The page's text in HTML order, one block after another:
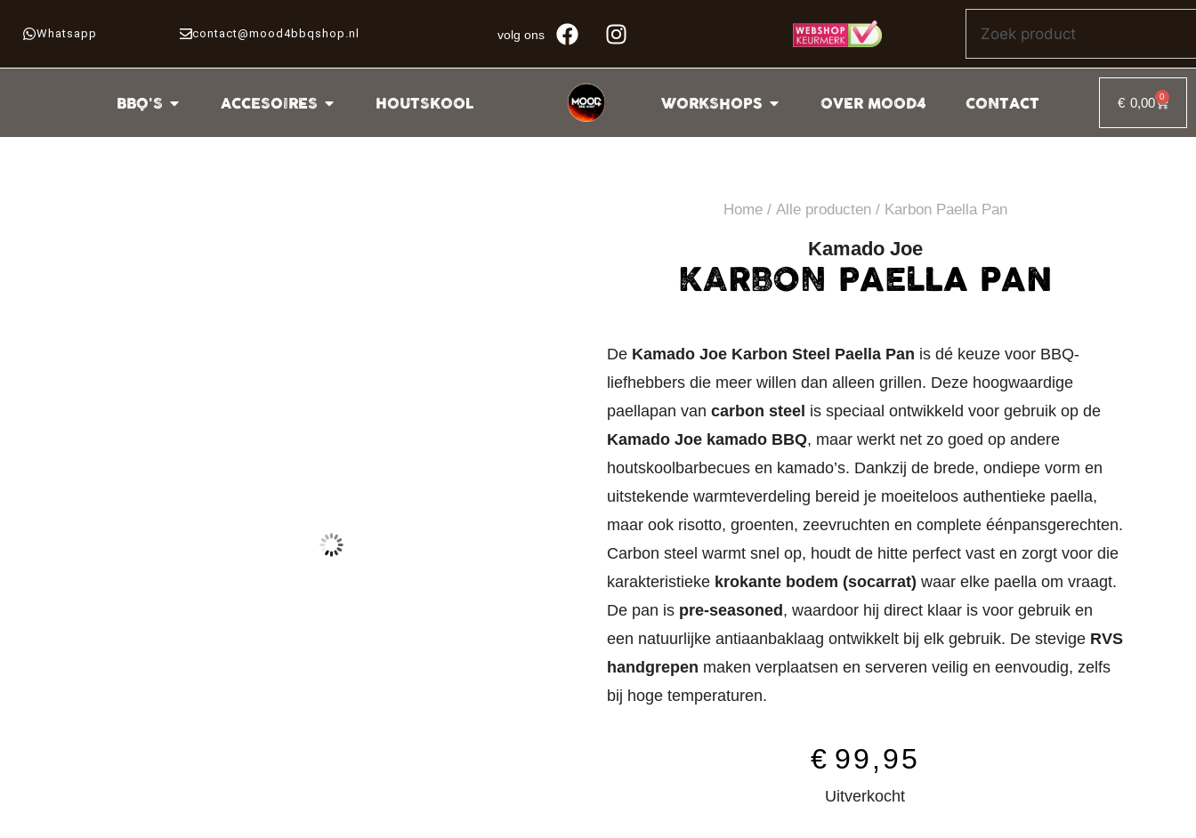
Whatsapp contact@mood4bbqshop.nl volg ons
BBQ'S ACCESOIRES HOUTSKOOL WORKSHOPS OVER MOOD4 CONTACT € 0,00 0
Home/ Alle producten/ Karbon Paella Pan
Kamado Joe
KARBON PAELLA PAN
De Kamado Joe Karbon Steel Paella Pan is dé keuze voor BBQ-
liefhebbers die meer willen dan alleen grillen. Deze hoogwaardige
paellapan van carbon steel is speciaal ontwikkeld voor gebruik op de
Kamado Joe kamado BBQ, maar werkt net zo goed op andere
houtskoolbarbecues en kamado’s. Dankzij de brede, ondiepe vorm en
uitstekende warmteverdeling bereid je moeiteloos authentieke paella,
maar ook risotto, groenten, zeevruchten en complete éénpansgerechten.
Carbon steel warmt snel op, houdt de hitte perfect vast en zorgt voor die
karakteristieke krokante bodem (socarrat) waar elke paella om vraagt.
De pan is pre-seasoned, waardoor hij direct klaar is voor gebruik en
een natuurlijke antiaanbaklaag ontwikkelt bij elk gebruik. De stevige RVS
handgrepen maken verplaatsen en serveren veilig en eenvoudig, zelfs
bij hoge temperaturen.
€ 99,95
Uitverkocht